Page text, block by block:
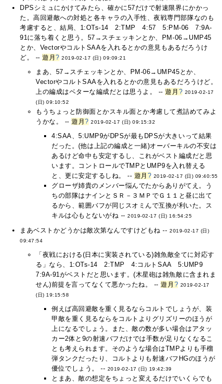
DPSシミュにかけてみたら、確かに57だけで射速限界にかかっ
た。高回避敵への対処と各キャラの入手性、夜戦専門部隊なのも
考慮すると、結局、1:OTs-14 2:TMP 4:57 5:PM-06 7:9A-
91に落ち着くと思う。57→スチェッキンとか、PM-06→UMP45
とか、VectorやコルトSAAを入れるとかの意見もあるだろうけ
ど。 --遊月? 2019-02-17 (日) 09:09:21
まあ、57→スチェッキンとか、PM-06→UMP45とか、
VectorやコルトSAAを入れるとかの意見もあるだろうけど。
上の編成はベターな編成だとは思うよ。 --遊月 ? 2019-02-17
(日) 09:10:52
もうちょっと防御面とかスキル面とか考慮して煮詰めてみよ
うかな。 --遊月? 2019-02-17 (日) 09:15:32
4:SAA、5:UMP9がDPSが最もDPSが大きいって結果
だった。(他は上記の編成と一緒)オーバーキルの不安は
あるけど命中も安定するし、これがベスト編成だと思
います。コントロールでTMPとUMP9を入れ替える
と、更に安定するしね。 -- 遊月 ? 2019-02-17 (日) 09:40:55
グローザ姉貴のメンバー悩んでたからありがてえ。う
ちの部隊はナインとＳＲ－３ＭＰでＧ１１と昼に出て
るから、範囲バフが同じスオミんで互換が利いた。ス
キルは心もとないがね --2019-02-17 (日) 16:54:25
まあベストかどうかは敵次第なんですけどもね -- 2019-02-17 (日)
09:47:54
「夜戦における(日本に実装されている)雑魚敵全てに対応す
る」なら、1:OTs-14 2:TMP 4:コルトSAA 5:UMP9
7:9A-91がベストだと思います。(木星砲は雑魚敵に含まれま
せん)前提を言ってなくて悪かったね。 --遊月 ? 2019-02-17
(日) 19:15:58
例えば高回避敵を重く見るならコルトでしょうが、装
甲敵を重く見るならをコルトよりグリズリーのほうが
上になるでしょう。また、敵の数が多い場合はアタッ
カー2体と9の射速バフだけでは手数が足りなくなるこ
とも考えられます。そのような場合はTMPよりも手榴
弾タンクだったり、コルトよりも射速バフHGのほうが
優位でしょう。 -- 2019-02-17 (日) 19:42:39
とまあ、敵の想定をちょっと変えるだけでいくらでも